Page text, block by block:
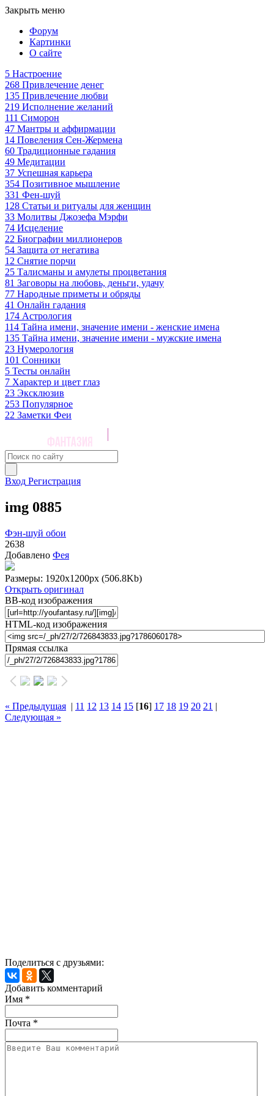
Закрыть меню
Форум
Картинки
О сайте
5 Настроение
268 Привлечение денег
135 Привлечение любви
219 Исполнение желаний
111 Симорон
47 Мантры и аффирмации
14 Повеления Сен-Жермена
60 Традиционные гадания
49 Медитации
37 Успешная карьера
354 Позитивное мышление
331 Фен-шуй
128 Статьи и ритуалы для женщин
33 Молитвы Джозефа Мэрфи
74 Исцеление
22 Биографии миллионеров
54 Защита от негатива
12 Снятие порчи
25 Талисманы и амулеты процветания
81 Заговоры на любовь, деньги, удачу
77 Народные приметы и обряды
41 Онлайн гадания
174 Астрология
114 Тайна имени, значение имени - женские имена
135 Тайна имени, значение имени - мужские имена
23 Нумерология
101 Сонники
5 Тесты онлайн
7 Характер и цвет глаз
23 Эксклюзив
253 Популярное
22 Заметки Феи
Вход Регистрация
img 0885
Фэн-шуй обои
2638
Добавлено Фея
Размеры: 1920x1200px (506.8Kb)
Открыть оригинал
BB-код изображения
HTML-код изображения
Прямая ссылка
« Предыдущая | 11 12 13 14 15 [16] 17 18 19 20 21 |
Следующая »
Поделиться с друзьями:
Добавить комментарий
Имя *
Почта *